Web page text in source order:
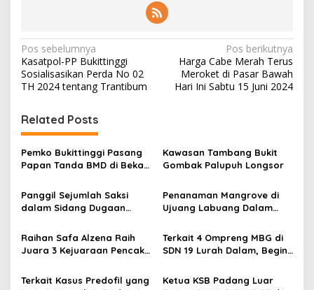
N
a
v
i
g
a
s
i
p
s
Pos sebelumnya
Kasatpol-PP Bukittinggi
Sosialisasikan Perda No 02
TH 2024 tentang Trantibum
Pos berikutnya
Harga Cabe Merah Terus
Meroket di Pasar Bawah
Hari Ini Sabtu 15 Juni 2024
Related Posts
Pemko Bukittinggi Pasang
Papan Tanda BMD di Bekas
Kawasan Tambang Bukit
Gombak Palupuh Longsor
Panggil Sejumlah Saksi
dalam Sidang Dugaan
Terdakwa Haji DS
Penanaman Mangrove di
Ujuang Labuang Dalam
Sedunia
Raihan Safa Alzena Raih
Juara 3 Kejuaraan Pencak
Sumatera Barat
Terkait 4 Ompreng MBG di
SDN 19 Lurah Dalam, Begini
Terkait Kasus Predofil yang
Ketua KSB Padang Luar